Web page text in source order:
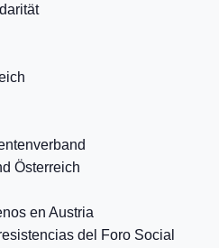
Österreich
en Austria
del Foro Social